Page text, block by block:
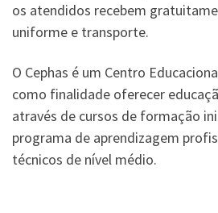
os atendidos recebem
uniforme e transporte.
O Cephas é um Centro
como finalidade oferecer
através de cursos de formação
programa de aprendizagem
técnicos de nível médio.